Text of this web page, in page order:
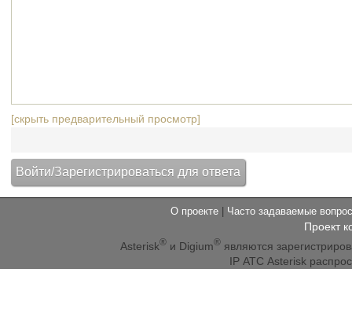
[скрыть предварительный просмотр]
О проекте Часто задаваемые
Проект
Asterisk® и Digium® являются
IP АТС Asterisk